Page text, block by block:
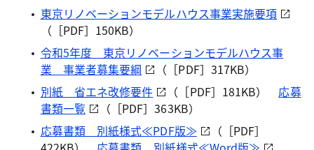
東京リノベーションモデルハウス事業実施要項
（［PDF］150KB）
令和5年度 東京リノベーションモデルハウス事
業 事業者募集要綱
（［PDF］317KB）
別紙 省エネ改修要件
（［PDF］181KB） 応募
書類一覧
（［PDF］363KB）
応募書類 別紙様式≪PDF版≫
（［PDF］